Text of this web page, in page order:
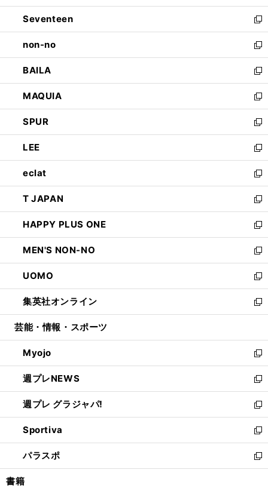
開
く
ウ
で
開
く
ン
ド
ウ
で
開
く
Seventeen
新
し
い
ウ
ィ
ン
ド
ウ
で
開
く
non-no
新
し
い
ウ
ィ
ン
ド
ウ
で
開
く
BAILA
新
し
い
ウ
ィ
ン
ド
ウ
で
開
く
MAQUIA
新
し
い
ウ
ィ
ン
ド
ウ
で
開
く
SPUR
新
し
い
ウ
ィ
ン
ド
ウ
で
開
く
LEE
新
し
い
ウ
ィ
ン
ド
ウ
で
開
く
eclat
新
し
い
ウ
ィ
ン
ド
ウ
で
開
く
T JAPAN
新
し
い
ウ
ィ
ン
ド
ウ
で
開
HAPPY PLUS ONE
新
し
い
ウ
ィ
ン
ド
ウ
開
く
MEN'S NON-NO
新
し
い
ウ
ィ
ン
ウ
で
開
く
UOMO
新
し
い
ウ
ン
ド
ウ
で
開
く
集英社オンライン
新
し
ウ
ィ
ン
ド
ウ
で
開
く
芸能・情報・スポーツ
Myojo
新
し
い
ウ
ィ
ン
ド
ウ
で
開
週プレNEWS
新
し
い
ウ
ィ
ン
ド
ウ
週プレ グラジャパ!
新
し
い
ウ
ィ
ン
Sportiva
新
し
い
ウ
パラスポ
新
し
書籍